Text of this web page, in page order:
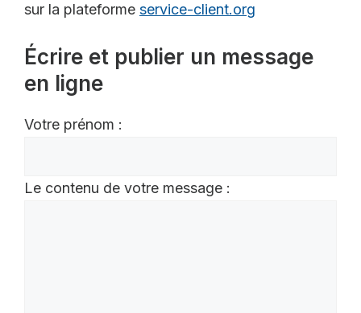
sur la plateforme service-client.org
Écrire et publier un message
en ligne
Votre prénom :
Le contenu de votre message :